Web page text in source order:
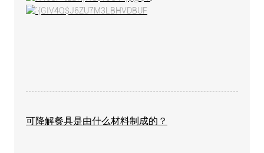
可降解餐具是由什么材料制成的？